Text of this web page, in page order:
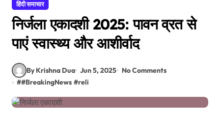
हिंदी समाचार
निर्जला एकादशी 2025: पावन व्रत से
पाएं स्वास्थ्य और आशीर्वाद
By Krishna Dua Jun 5, 2025
No Comments
##BreakingNews #reli